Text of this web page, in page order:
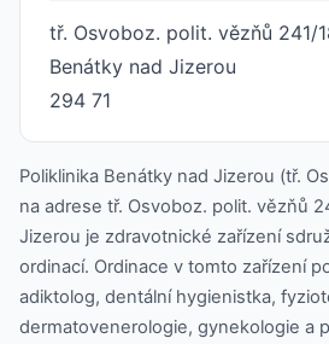
tř. Osvoboz. polit. vězňů 241/
Benátky nad Jizerou
294 71
Poliklinika Benátky nad Jizerou (tř.
na adrese tř. Osvoboz. polit. vězňů
Jizerou je zdravotnické zařízení
ordinací. Ordinace v tomto zařízení
adiktolog, dentální hygienistka,
dermatovenerologie, gynekologie a